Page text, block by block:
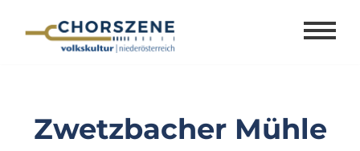
Zwetzbacher Mühle